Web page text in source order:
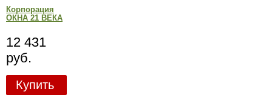
Корпорация
ОКНА 21 ВЕКА
12 431
руб.
Купить